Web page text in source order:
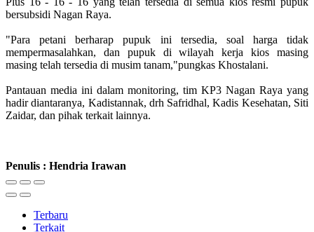
bersubsidi Nagan Raya.
"Para petani berharap pupuk ini tersedia, soal harga tidak
mempermasalahkan, dan pupuk di wilayah kerja kios masing
masing telah tersedia di musim tanam,"pungkas Khostalani.
Pantauan media ini dalam monitoring, tim KP3 Nagan Raya yang
hadir diantaranya, Kadistannak, drh Safridhal, Kadis Kesehatan, Siti
Zaidar, dan pihak terkait lainnya.
Penulis : Hendria Irawan
Terbaru
Terkait